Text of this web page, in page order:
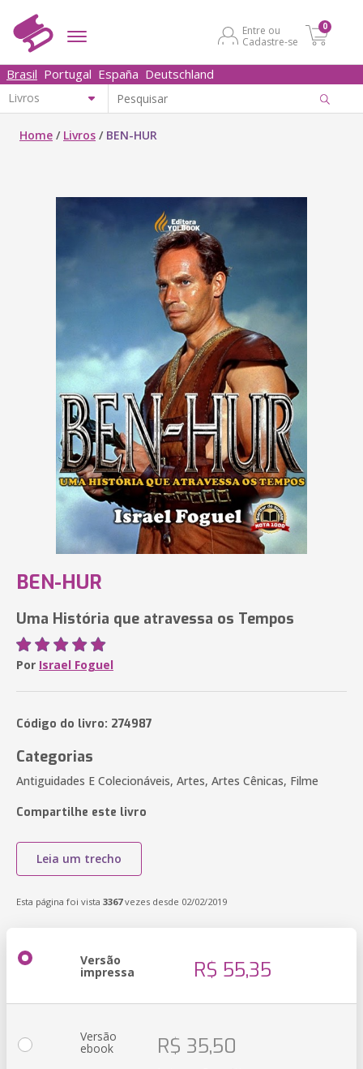
Entre ou
Cadastre-se
0
Brasil Portugal España Deutschland
Home / Livros / BEN-HUR
BEN-HUR
Uma História que atravessa os Tempos
Por Israel Foguel
Código do livro: 274987
Categorias
Antiguidades E Colecionáveis, Artes, Artes Cênicas, Filme
Compartilhe este livro
Leia um trecho
Esta página foi vista 3367vezes desde 02/02/2019
Versão
impressa R$ 55,35
Versão
ebook R$ 35,50